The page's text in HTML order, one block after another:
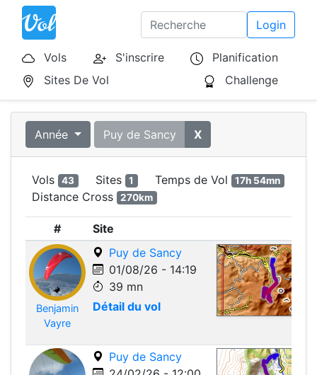
Login
Vols S'inscrire
Planification
Sites De Vol
Challenge
Année Puy de Sancy X
Vols 43 Sites 1 Temps de Vol 17h 54mn
Distance Cross 270km
# Site
Benjamin
Vayre
Puy de Sancy
01/08/26 - 14:19
39 mn
Détail du vol
Puy de Sancy